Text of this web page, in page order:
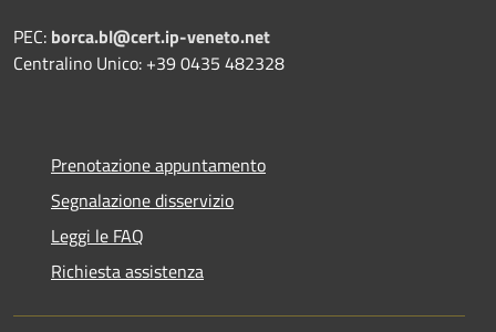
PEC: borca.bl@cert.ip-veneto.net
Centralino Unico: +39 0435 482328
Prenotazione appuntamento
Segnalazione disservizio
Leggi le FAQ
Richiesta assistenza